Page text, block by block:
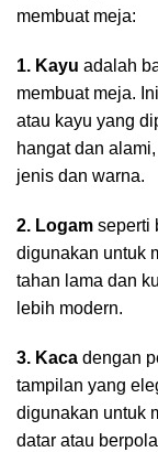
membuat meja:
1. Kayu adalah
membuat meja.
atau kayu yang
hangat dan
jenis dan warna.
2. Logam seperti
digunakan untuk
tahan lama dan
lebih modern.
3. Kaca dengan
tampilan yang
digunakan untuk
datar atau